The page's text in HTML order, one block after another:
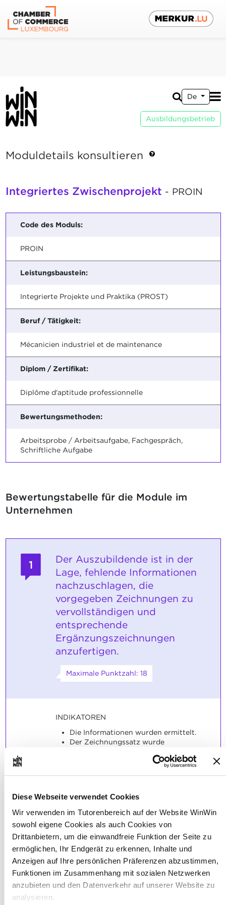
Diese Webseite verwendet Cookies
Wir verwenden im Tutorenbereich auf der Website WinWin
sowohl eigene Cookies als auch Cookies von
Drittanbietern, um die einwandfreie Funktion der Seite zu
ermöglichen, Ihr Endgerät zu erkennen, Inhalte und
Anzeigen auf Ihre persönlichen Präferenzen abzustimmen,
Funktionen im Zusammenhang mit sozialen Netzwerken
anzubieten und den Datenverkehr auf unserer Website zu
analysieren.
De
Ausbildungsbetrieb
Moduldetails konsultieren
Integriertes Zwischenprojekt - PROIN
Code des Moduls:
PROIN
Leistungsbaustein:
Integrierte Projekte und Praktika (PROST)
Beruf / Tätigkeit:
Mécanicien industriel et de maintenance
Diplom / Zertifikat:
Diplôme d'aptitude professionnelle
Bewertungsmethoden:
Arbeitsprobe / Arbeitsaufgabe, Fachgespräch,
Schriftliche Aufgabe
Bewertungstabelle für die Module im
Unternehmen
1
Der Auszubildende ist in der
Lage, fehlende Informationen
nachzuschlagen, die
vorgegeben Zeichnungen zu
vervollständigen und
entsprechende
Ergänzungszeichnungen
anzufertigen.
Maximale Punktzahl: 18
INDIKATOREN
Die Informationen wurden ermittelt.
Der Zeichnungssatz wurde
überwiegend fachlich richtig.
Maße die zur Herstellung des
Werkstücks notwendig sind.
Toleranzen und Oberflächenangaben